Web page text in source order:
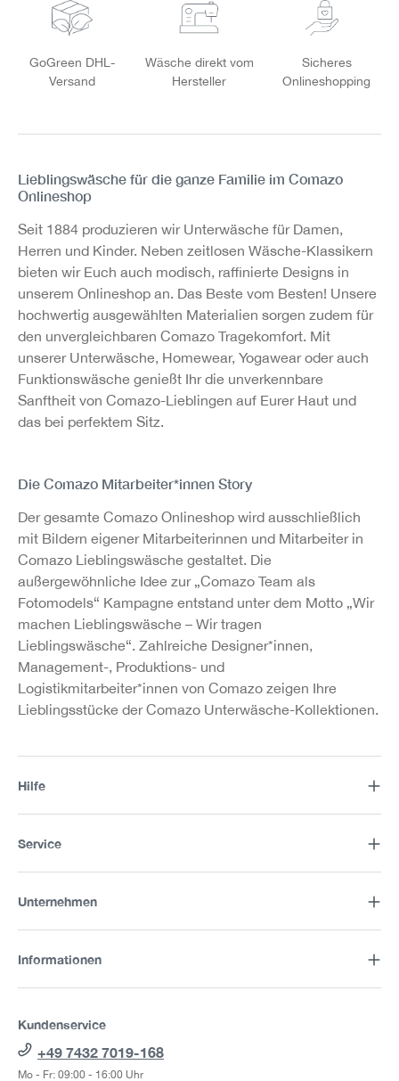
GoGreen DHL-
Versand
Wäsche direkt vom
Hersteller
Sicheres
Onlineshopping
Lieblingswäsche für die ganze Familie im Comazo
Onlineshop
Seit 1884 produzieren wir Unterwäsche für Damen,
Herren und Kinder. Neben zeitlosen Wäsche-Klassikern
bieten wir Euch auch modisch, raffinierte Designs in
unserem Onlineshop an. Das Beste vom Besten! Unsere
hochwertig ausgewählten Materialien sorgen zudem für
den unvergleichbaren Comazo Tragekomfort. Mit
unserer Unterwäsche, Homewear, Yogawear oder auch
Funktionswäsche genießt Ihr die unverkennbare
Sanftheit von Comazo-Lieblingen auf Eurer Haut und
das bei perfektem Sitz.
Die Comazo Mitarbeiter*innen Story
Der gesamte Comazo Onlineshop wird ausschließlich
mit Bildern eigener Mitarbeiterinnen und Mitarbeiter in
Comazo Lieblingswäsche gestaltet. Die
außergewöhnliche Idee zur „Comazo Team als
Fotomodels“ Kampagne entstand unter dem Motto „Wir
machen Lieblingswäsche – Wir tragen
Lieblingswäsche“. Zahlreiche Designer*innen,
Management-, Produktions- und
Logistikmitarbeiter*innen von Comazo zeigen Ihre
Lieblingsstücke der Comazo Unterwäsche-Kollektionen.
Hilfe
Service
Unternehmen
Informationen
Kundenservice
+49 7432 7019-168
Mo - Fr: 09:00 - 16:00 Uhr